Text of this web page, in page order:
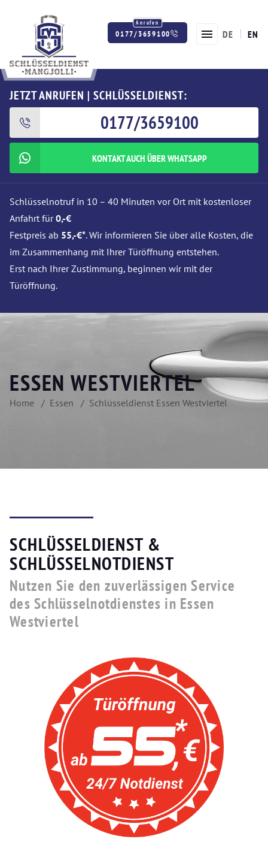
0177/3659100 DE EN
JETZT ANRUFEN | SCHLÜSSELDIENST:
0177/3659100
KONTAKT AUCH ÜBER WHATSAPP
Schlüsselnotruf in 10 – 40 Minuten vor Ort mit kostenloser
Anfahrt für0,-€
Festpreis ab 55,-€*. Wir informieren Sie über alle Kosten, die
im Zusammenhang mit Ihrer Türöffnung entstehen.
Erst nach Ihrer Zustimmung, beginnen wir mit der
Türöffnung.
ESSEN WESTVIERTEL
Home Essen Schlüsseldienst Essen Westviertel
SCHLÜSSELDIENST &
SCHLÜSSELNOTDIENST
Nutzen Sie den zuverlässigen Service
des Schlüsselnotdienstes in Essen
Westviertel